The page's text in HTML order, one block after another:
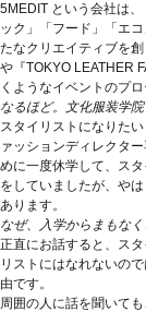
5MEDIT という会社は
ック」「フード」「エ
たなクリエイティブを創
や『TOKYO LEATHER
くようなイベントのプ
なるほど。文化服装学
スタイリストになりた
ァッションディレクタ
めに一度休学して、ス
をしていましたが、や
あります。
なぜ、入学からまもな
正直にお話すると、ス
リストにはなれないの
由です。
周囲の人に話を聞いて